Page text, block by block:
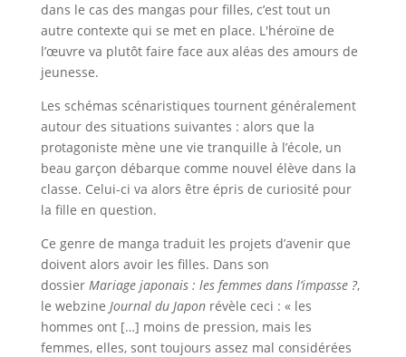
dans le cas des mangas pour filles, c’est tout un
autre contexte qui se met en place. L'héroïne de
l’œuvre va plutôt faire face aux aléas des amours de
jeunesse.
Les schémas scénaristiques tournent généralement
autour des situations suivantes : alors que la
protagoniste mène une vie tranquille à l’école, un
beau garçon débarque comme nouvel élève dans la
classe. Celui-ci va alors être épris de curiosité pour
la fille en question.
Ce genre de manga traduit les projets d’avenir que
doivent alors avoir les filles. Dans son
dossier Mariage japonais : les femmes dans l’impasse ?,
le webzine Journal du Japonrévèle ceci : « les
hommes ont […] moins de pression, mais les
femmes, elles, sont toujours assez mal considérées